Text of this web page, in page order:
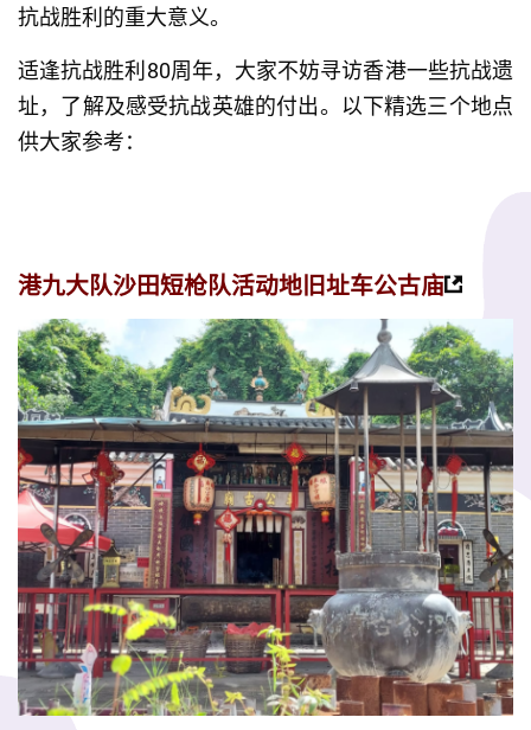
抗战胜利的重大意义。
适逢抗战胜利80周年，大家不妨寻访香港一些抗战遗
址，了解及感受抗战英雄的付出。以下精选三个地点
供大家参考：
港九大队沙田短枪队活动地旧址车公古庙